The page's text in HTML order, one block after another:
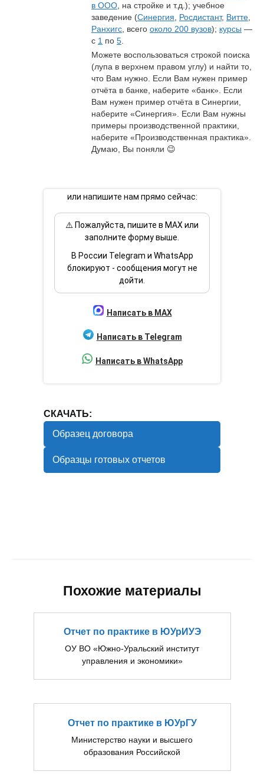
в ООО , на стройке и т.д.); учебное
заведение (Синергия Росдистант, Витте
Ранхигс , всего около 200 вузов); курсы —
с 1 по 5
Можете воспользоваться строкой поиска
(лупа в верхнем правом углу) и найти то,
что Вам нужно. Если Вам нужен пример
отчёта в банке, наберите «банк». Если
Вам нужен пример отчёта в Синергии,
наберите «Синергия». Если Вам нужны
примеры производственной практики,
наберите «Производственная практика».
Думаю, Вы поняли 😉
или напишите нам прямо сейчас:
⚠️ Пожалуйста, пишите в MAX или
заполните форму выше.
В России Telegram и WhatsApp
блокируют - сообщения могут не
дойти.
Написать в MAX
Написать в Telegram
Написать в WhatsApp
СКАЧАТЬ:
Образец договора
Образцы готовых отчетов
Похожие материалы
Отчет по практике в ЮУрИУЭ
ОУ ВО «Южно-Уральский институт
управления и экономики»
Отчет по практике в ЮУрГУ
Министерство науки и высшего
образования Российской